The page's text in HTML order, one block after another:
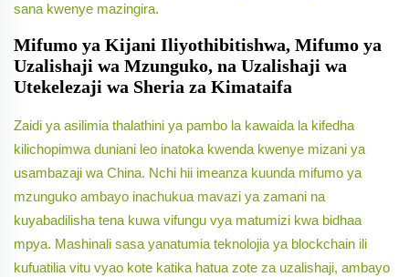
sana kwenye mazingira.
Mifumo ya Kijani Iliyothibitishwa, Mifumo ya
Uzalishaji wa Mzunguko, na Uzalishaji wa
Utekelezaji wa Sheria za Kimataifa
Zaidi ya asilimia thalathini ya pambo la kawaida la kifedha
kilichopimwa duniani leo inatoka kwenda kwenye mizani ya
usambazaji wa China. Nchi hii imeanza kuunda mifumo ya
mzunguko ambayo inachukua mavazi ya zamani na
kuyabadilisha tena kuwa vifungu vya matumizi kwa bidhaa
mpya. Mashinali sasa yanatumia teknolojia ya blockchain ili
kufuatilia vitu vyao kote katika hatua zote za uzalishaji, ambayo